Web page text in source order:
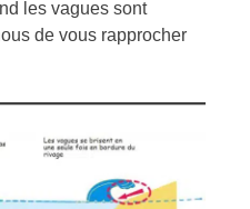
les vagues sont
de vous rapprocher